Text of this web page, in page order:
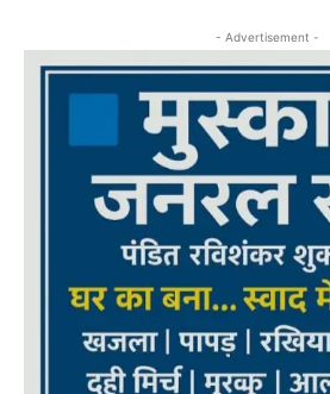
- Advertisement -